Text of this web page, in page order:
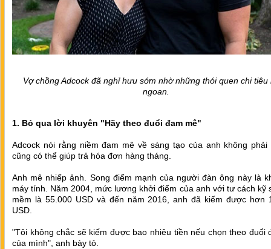
Vợ chồng Adcock đã nghỉ hưu sớm nhờ những thói quen chi tiêu
ngoan.
1. Bỏ qua lời khuyên "Hãy theo đuổi đam mê"
Adcock nói rằng niềm đam mê về sáng tạo của anh không phải
cũng có thể giúp trả hóa đơn hàng tháng.
Anh mê nhiếp ảnh. Song điểm mạnh của người đàn ông này là
máy tính. Năm 2004, mức lương khởi điểm của anh với tư cách kỹ
mềm là 55.000 USD và đến năm 2016, anh đã kiếm được hơn
USD.
"Tôi không chắc sẽ kiếm được bao nhiêu tiền nếu chọn theo đuổi
của mình", anh bày tỏ.